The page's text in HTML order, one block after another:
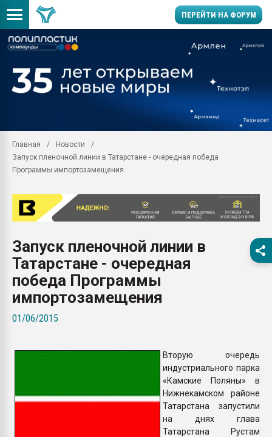
ПЕРЕЙТИ НА ФОРУМ
производство SPC
заводу пластмасс"
28.07.2026
первый план в
28.07.2026
ситуацией на
Главная
Новости
Запуск пленочной линии в Татарстане - очередная победа
Программы импортозамещения
Запуск пленочной линии в
Татарстане - очередная
победа Программы
импортозамещения
01/06/2015
Вторую очередь
индустриального парка
«Камские Поляны» в
Нижнекамском районе
Татарстана запустили
на днях глава
Татарстана Рустам